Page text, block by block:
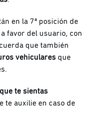
en la 7ª posición de
favor del usuario, con
que también
vehiculares que
te sientas
te auxilie en caso de